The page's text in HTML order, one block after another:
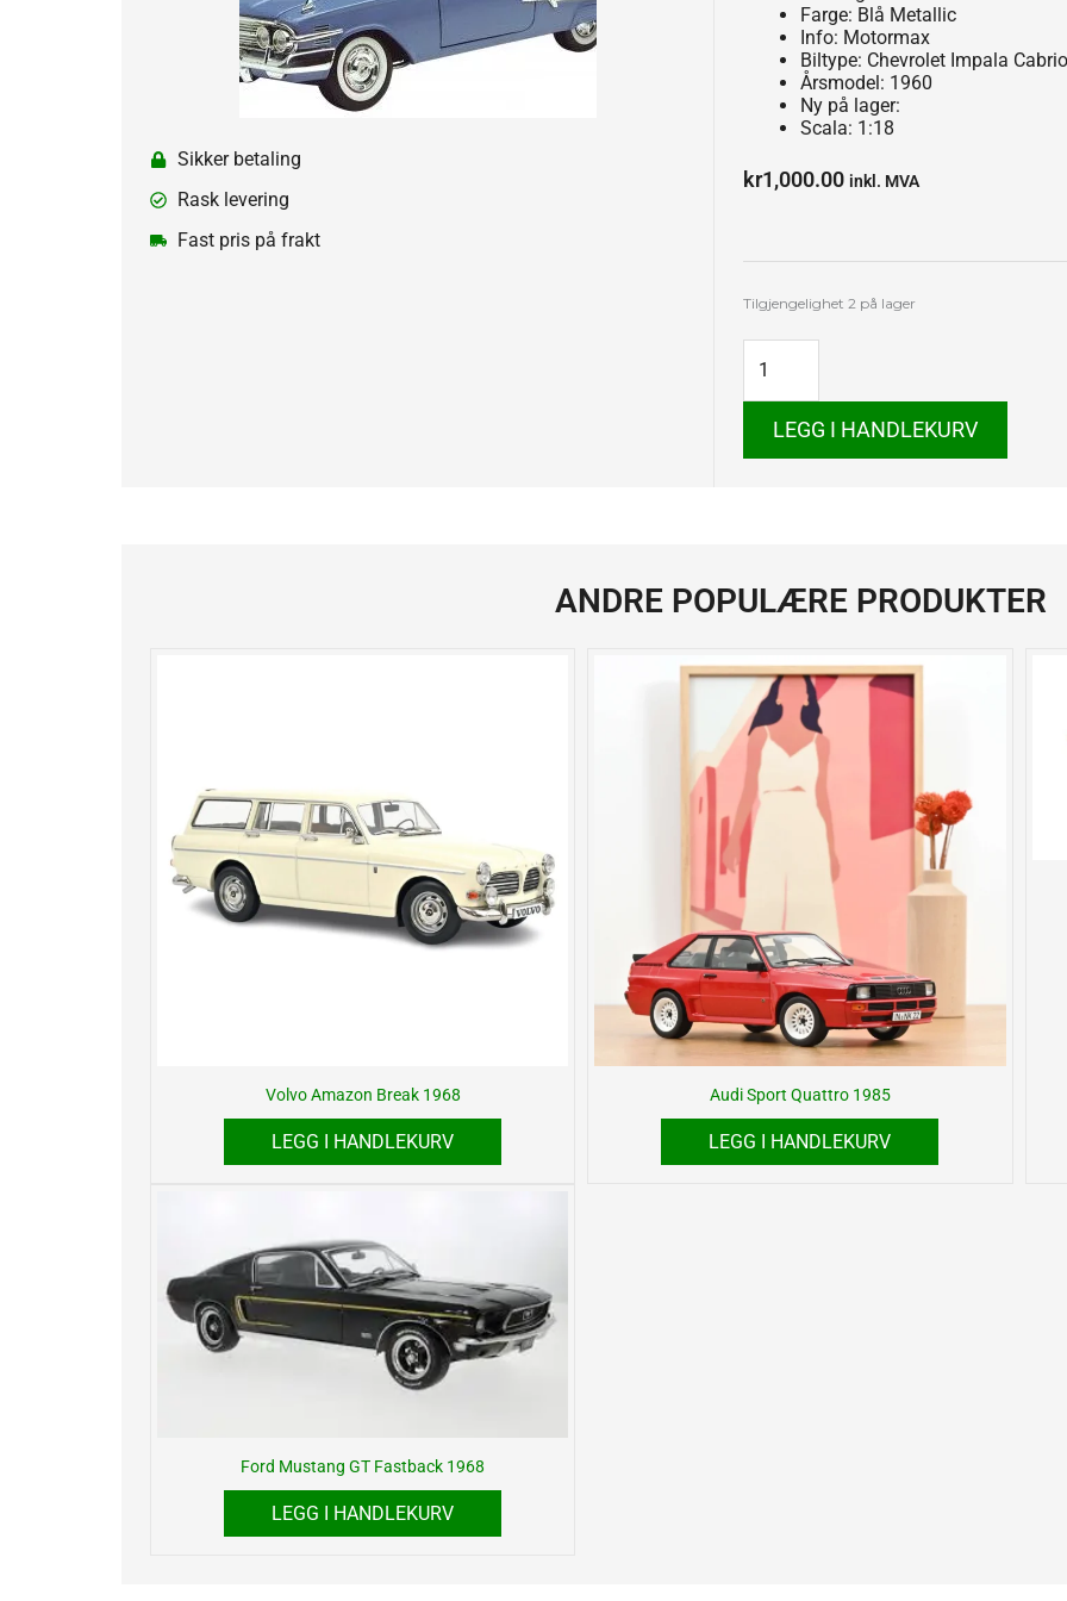
Sikker betaling
Rask levering
Fast pris på frakt
Farge: Blå Metallic
Info: Motormax
Biltype: Chevrolet Impala
Årsmodel: 1960
Ny på lager:
Scala: 1:18
kr1,000.00 inkl. MVA
Tilgjengelighet 2 på lager
Chevrolet
1960
antall
LEGG I HANDLEKURV
ANDRE POPULÆRE PRODUKTER
Volvo Amazon Break 1968
LEGG I HANDLEKURV
Audi Sport Quattro 1985
LEGG I HANDLEKURV
Ford Mustang GT Fastback 1968
LEGG I HANDLEKURV